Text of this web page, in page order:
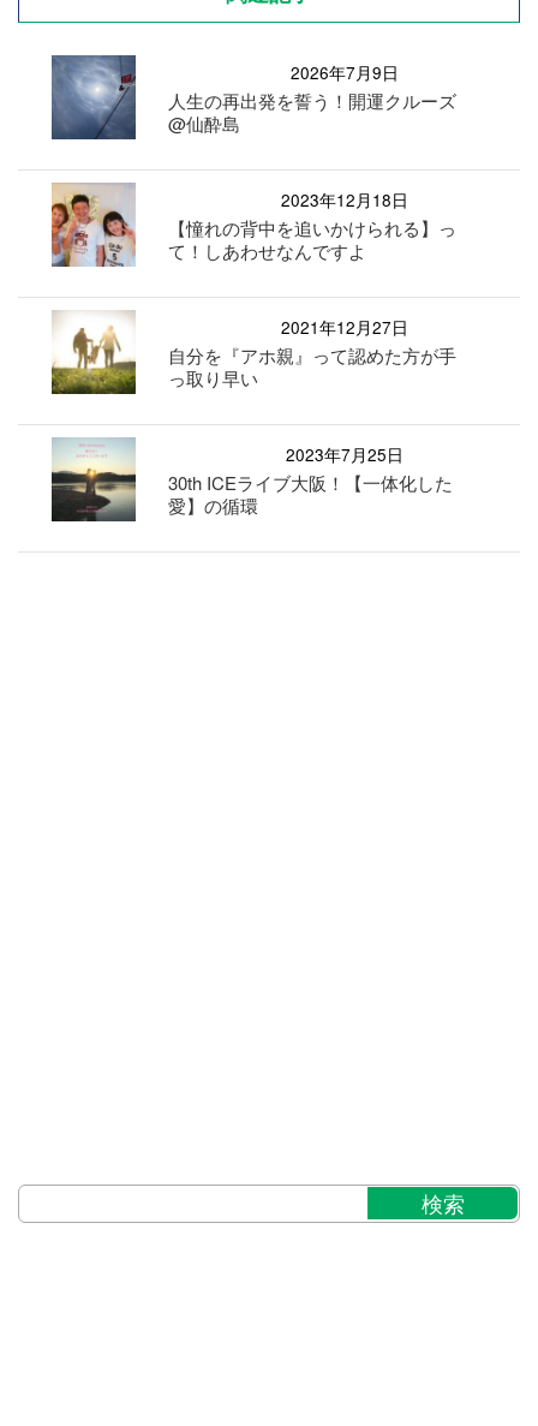
2026年7月9日
人生の再出発を誓う！開運クルーズ
@仙酔島
2023年12月18日
【憧れの背中を追いかけられる】っ
て！しあわせなんですよ
2021年12月27日
自分を『アホ親』って認めた方が手
っ取り早い
2023年7月25日
30th ICEライブ大阪！【一体化した
愛】の循環